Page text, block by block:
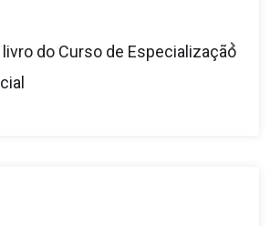
do Curso de Especialização